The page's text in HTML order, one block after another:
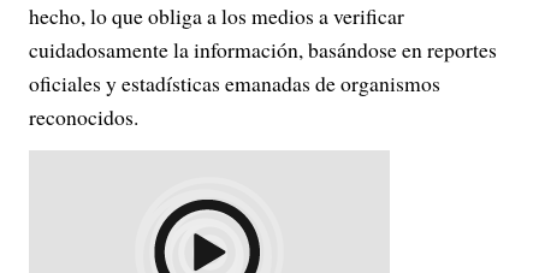
hecho, lo que obliga a los medios a verificar
cuidadosamente la información, basándose en reportes
oficiales y estadísticas emanadas de organismos
reconocidos.